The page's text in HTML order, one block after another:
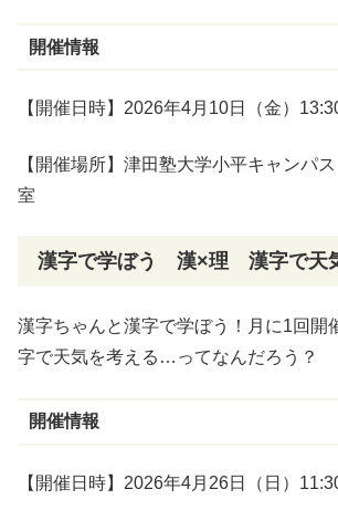
開催情報
【開催日時】2026年4月10日（金）
【開催場所】津田塾大学小平キャン
室
漢字で学ぼう 漢×理 漢字で天
漢字ちゃんと漢字で学ぼう！月に1回開
字で天気を考える…ってなんだろう？
開催情報
【開催日時】2026年4月26日（日）